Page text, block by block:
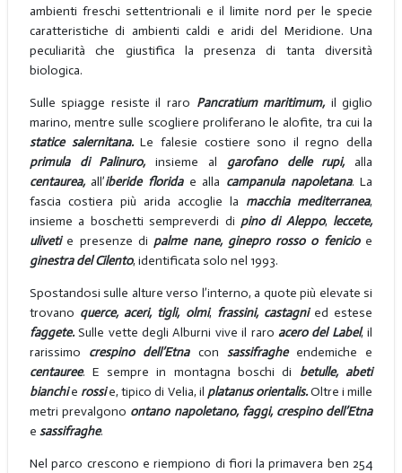
ambienti freschi settentrionali e il limite nord per le specie
caratteristiche di ambienti caldi e aridi del Meridione. Una
peculiarità che giustifica la presenza di tanta diversità
biologica.
Sulle spiagge resiste il raro Pancratium maritimum, il giglio
marino, mentre sulle scogliere proliferano le alofite, tra cui la
statice salernitana.Le falesie costiere sono il regno della
primula di Palinuro,insieme al garofano delle rupi, alla
centaurea,all’iberide florida e alla campanula napoletana. La
fascia costiera più arida accoglie la macchia mediterranea,
insieme a boschetti sempreverdi di pino di Aleppo, leccete,
ulivetie presenze di palme nane, ginepro rosso o fenicio e
ginestra del Cilento, identificata solo nel 1993.
Spostandosi sulle alture verso l’interno, a quote più elevate si
trovano querce, aceri, tigli, olmi, frassini, castagnied estese
faggete.Sulle vette degli Alburni vive il raro acero del Label, il
rarissimo crespino dell’Etna con sassifraghe endemiche e
centauree. E sempre in montagna boschi di betulle, abeti
bianchie rossie, tipico di Velia, il platanus orientalis.Oltre i mille
metri prevalgono ontano napoletano, faggi, crespino dell’Etna
e sassifraghe.
Nel parco crescono e riempiono di fiori la primavera ben 254